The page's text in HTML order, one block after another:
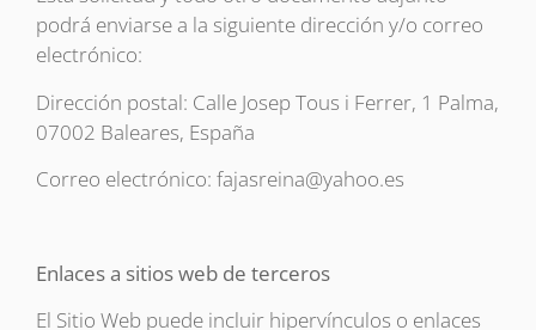
podrá enviarse a la siguiente dirección y/o correo
electrónico:
Dirección postal: Calle Josep Tous i Ferrer, 1 Palma,
07002 Baleares, España
Correo electrónico: fajasreina@yahoo.es
Enlaces a sitios web de terceros
El Sitio Web puede incluir hipervínculos o enlaces